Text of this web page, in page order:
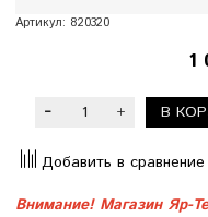
Артикул: 820320
1
В
Добавить в сравнение
Внимание! Магазин Яр-